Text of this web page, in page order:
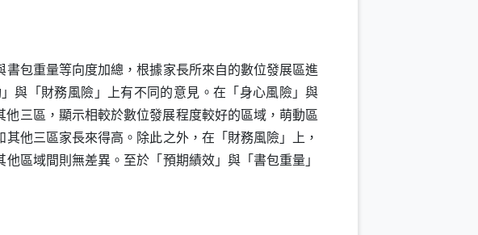
包重量等向度加總，根據家長所來自的數位發展區進
與「財務風險」上有不同的意見。在「身心風險」與
他三區 ，顯示相較於數位發展程度較好的區域，萌動區
他三區家長來得高。除此之外，在「財務風險」上，
區域間則無差異。至於「預期績效」與「書包重量」